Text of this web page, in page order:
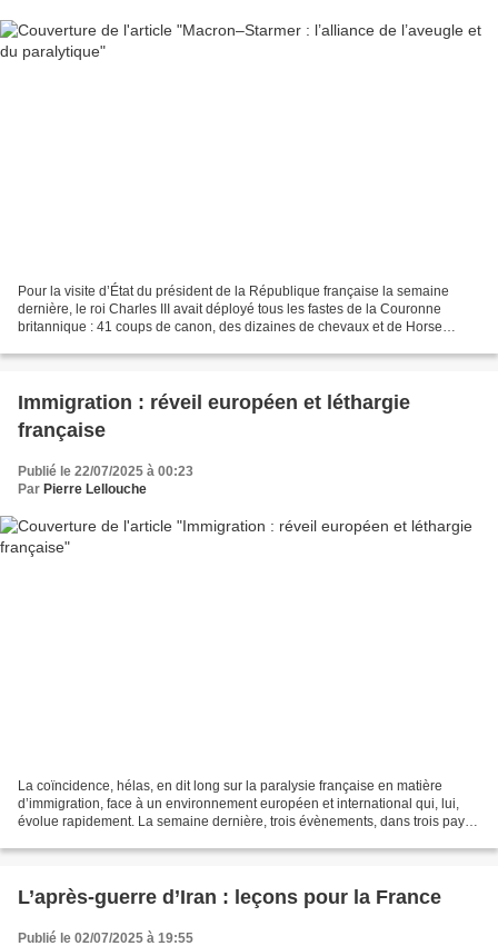
Pour la visite d’État du président de la République française la semaine
dernière, le roi Charles III avait déployé tous les fastes de la Couronne
britannique : 41 coups de canon, des dizaines de chevaux et de Horse
Immigration : réveil européen et léthargie
française
Publié le 22/07/2025 à 00:23
Par Pierre Lellouche
La coïncidence, hélas, en dit long sur la paralysie française en matière
d’immigration, face à un environnement européen et international qui, lui,
évolue rapidement. La semaine dernière, trois évènements, dans trois pays
L’après-guerre d’Iran : leçons pour la France
Publié le 02/07/2025 à 19:55